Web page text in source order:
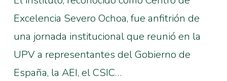
Excelencia Severo Ochoa, fue anfitrión de
una jornada institucional que reunió en la
UPV a representantes del Gobierno de
España, la AEI, el CSIC…